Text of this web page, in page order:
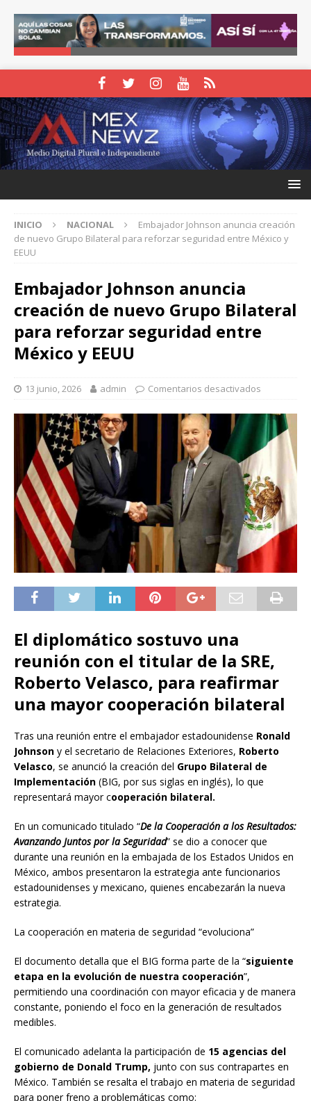
INICIO NACIONAL
Embajador Johnson anuncia creación
de nuevo Grupo Bilateral para reforzar seguridad entre México y
EEUU
Embajador Johnson anuncia
creación de nuevo Grupo Bilateral
para reforzar seguridad entre
México y EEUU
13 junio, 2026 admin Comentarios desactivados
El diplomático sostuvo una
reunión con el titular de la SRE,
Roberto Velasco, para reafirmar
una mayor cooperación bilateral
Tras una reunión entre el embajador estadounidense Ronald
Johnson y el secretario de Relaciones Exteriores, Roberto
Velasco, se anunció la creación del Grupo Bilateral de
Implementación (BIG, por sus siglas en inglés), lo que
representará mayor cooperación bilateral.
En un comunicado titulado “De la Cooperación a los Resultados:
Avanzando Juntos por la Seguridad” se dio a conocer que
durante una reunión en la embajada de los Estados Unidos en
México, ambos presentaron la estrategia ante funcionarios
estadounidenses y mexicano, quienes encabezarán la nueva
estrategia.
La cooperación en materia de seguridad “evoluciona”
El documento detalla que el BIG forma parte de la “siguiente
etapa en la evolución de nuestra cooperación”,
permitiendo una coordinación con mayor eficacia y de manera
constante, poniendo el foco en la generación de resultados
medibles.
El comunicado adelanta la participación de 15 agencias del
gobierno de Donald Trump, junto con sus contrapartes en
México. También se resalta el trabajo en materia de seguridad
para poner freno a problemáticas como: